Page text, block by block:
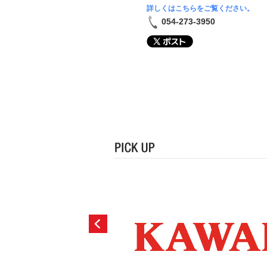
詳しくはこちらをご覧ください。
054-273-3950